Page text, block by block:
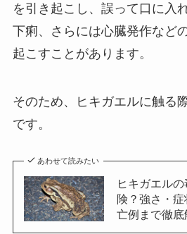
を引き起こし、誤って口に入
下痢、さらには心臓発作など
起こすことがあります。
そのため、ヒキガエルに触る
です。
あわせて読みたい
ヒキガエル
険？強さ・
亡例まで徹底